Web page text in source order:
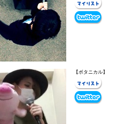
【ボタニカル】